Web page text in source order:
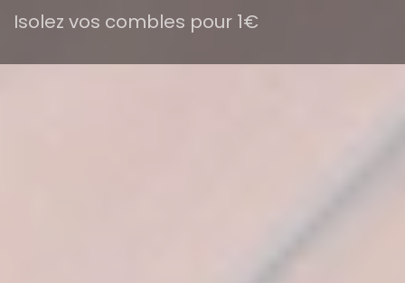
Isolez vos combles pour 1€